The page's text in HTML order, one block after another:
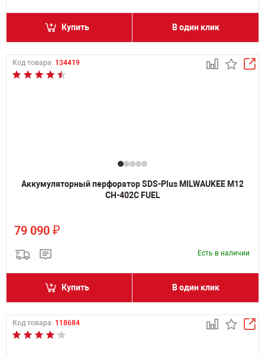
Купить В один клик
Код товара: 134419
Аккумуляторный перфоратор SDS-Plus MILWAUKEE M12
CH-402C FUEL
79 090 ₽
Есть в наличии
Купить В один клик
Код товара: 118684